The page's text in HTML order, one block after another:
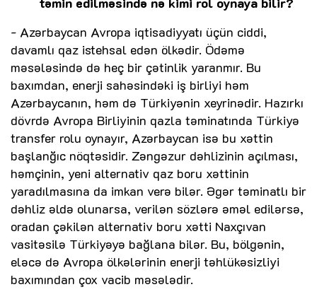
- Azərbaycan Avropa iqtisadiyyatı üçün ciddi,
davamlı qaz istehsal edən ölkədir. Ödəmə
məsələsində də heç bir çətinlik yaranmır. Bu
baxımdan, enerji sahəsindəki iş birliyi həm
Azərbaycanın, həm də Türkiyənin xeyrinədir. Hazırkı
dövrdə Avropa Birliyinin qazla təminatında Türkiyə
transfer rolu oynayır, Azərbaycan isə bu xəttin
başlanğıc nöqtəsidir. Zəngəzur dəhlizinin açılması,
həmçinin, yeni alternativ qaz boru xəttinin
yaradılmasına da imkan verə bilər. Əgər təminatlı bir
dəhliz əldə olunarsa, verilən sözlərə əməl edilərsə,
oradan çəkilən alternativ boru xətti Naxçıvan
vasitəsilə Türkiyəyə bağlana bilər. Bu, bölgənin,
eləcə də Avropa ölkələrinin enerji təhlükəsizliyi
baxımından çox vacib məsələdir.